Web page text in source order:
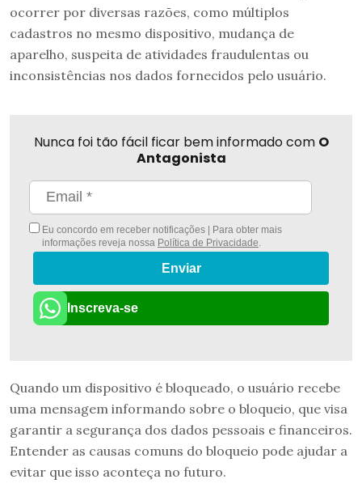
ocorrer por diversas razões, como múltiplos
cadastros no mesmo dispositivo, mudança de
aparelho, suspeita de atividades fraudulentas ou
inconsistências nos dados fornecidos pelo usuário.
Nunca foi tão fácil ficar bem informado com O
Antagonista
Eu concordo em receber notificações | Para obter mais
informações reveja nossa Política de Privacidade
Enviar
Inscreva-se
Quando um dispositivo é bloqueado, o usuário recebe
uma mensagem informando sobre o bloqueio, que visa
garantir a segurança dos dados pessoais e financeiros.
Entender as causas comuns do bloqueio pode ajudar a
evitar que isso aconteça no futuro.